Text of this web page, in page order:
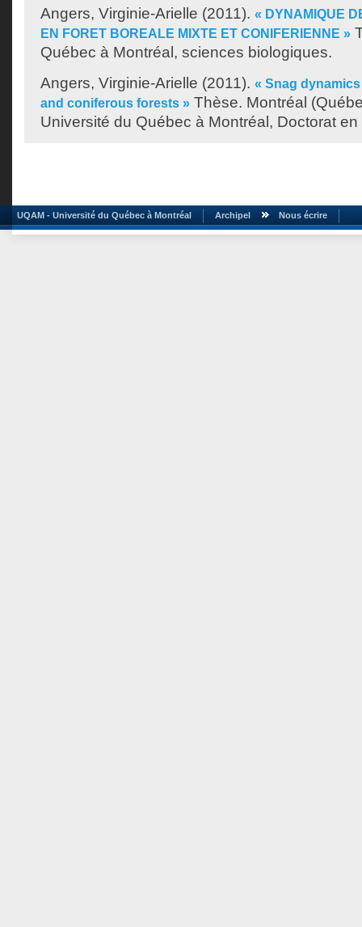
Angers, Virginie-Arielle (2011). « DYNAMIQUE
EN FORET BOREALE MIXTE ET CONIFERIENNE »
Québec à Montréal, sciences biologiques.
Angers, Virginie-Arielle (2011). « Snag
and coniferous forests » Thèse. Montréal
Université du Québec à Montréal, Doctorat
UQAM - Université du Québec à Montréal Archipel Nous écrire